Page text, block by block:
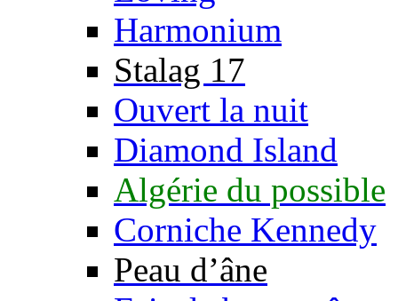
Harmonium
Stalag 17
Ouvert la nuit
Diamond Island
Algérie du possible
Corniche Kennedy
Peau d’âne